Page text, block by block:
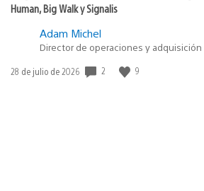
Human, Big Walk y Signalis
Adam Michel
Director de operaciones y adquisición
Fecha
28 de julio de 2026 2 9